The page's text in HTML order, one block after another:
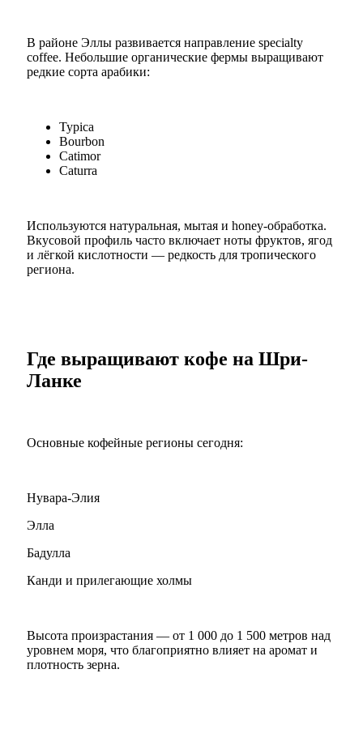
В районе Эллы развивается направление specialty
coffee. Небольшие органические фермы выращивают
редкие сорта арабики:
Typica
Bourbon
Catimor
Caturra
Используются натуральная, мытая и honey-обработка.
Вкусовой профиль часто включает ноты фруктов, ягод
и лёгкой кислотности — редкость для тропического
региона.
Где выращивают кофе на Шри-
Ланке
Основные кофейные регионы сегодня:
Нувара-Элия
Элла
Бадулла
Канди и прилегающие холмы
Высота произрастания — от 1 000 до 1 500 метров над
уровнем моря, что благоприятно влияет на аромат и
плотность зерна.